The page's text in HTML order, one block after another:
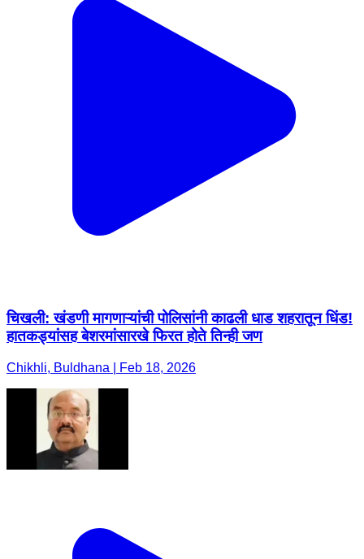
चिखली: खंडणी मागणाऱ्यांची पोलिसांनी काढली धाड शहरातून धिंड!
हातकड्यांसह बेशरमांसारखे फिरत होते तिन्ही जण
Chikhli, Buldhana | Feb 18, 2026